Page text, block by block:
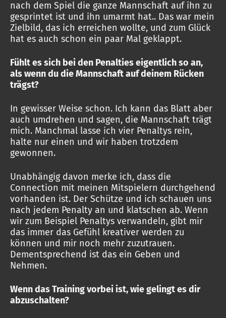
nach dem Spiel die ganze Mannschaft auf ihn zu
gesprintet ist und ihn umarmt hat.. Das war mein
Zielbild, das ich erreichen wollte, und zum Glück
hat es auch schon ein paar Mal geklappt.
Fühlt es sich bei den Penalties eigentlich so an,
als wenn du die Mannschaft auf deinem Rücken
trägst?
In gewisser Weise schon. Ich kann das Blatt aber
auch umdrehen und sagen, die Mannschaft trägt
mich. Manchmal lasse ich vier Penaltys rein,
halte nur einen und wir haben trotzdem
gewonnen.
Unabhängig davon merke ich, dass die
Connection mit meinen Mitspielern durchgehend
vorhanden ist. Der Schütze und ich schauen uns
nach jedem Penalty an und klatschen ab. Wenn
wir zum Beispiel Penaltys verwandeln, gibt mir
das immer das Gefühl kreativer werden zu
können und mir noch mehr zuzutrauen.
Dementsprechend ist das ein Geben und
Nehmen.
Wenn das Training vorbei ist, wie gelingt es dir
abzuschalten?